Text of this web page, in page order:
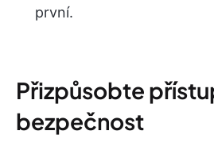
první.
Přizpůsobte
bezpečnost